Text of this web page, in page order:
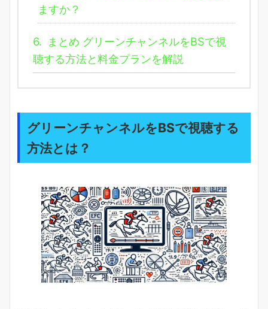
ますか？
6.
まとめ グリーンチャンネルをBSで視
聴する方法と料金プランを解説
グリーンチャンネルをBSで視聴する
方法とは？